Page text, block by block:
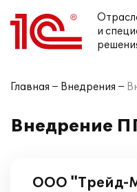
и
Главная Внедрения
Внедрение
ООО "Трейд-